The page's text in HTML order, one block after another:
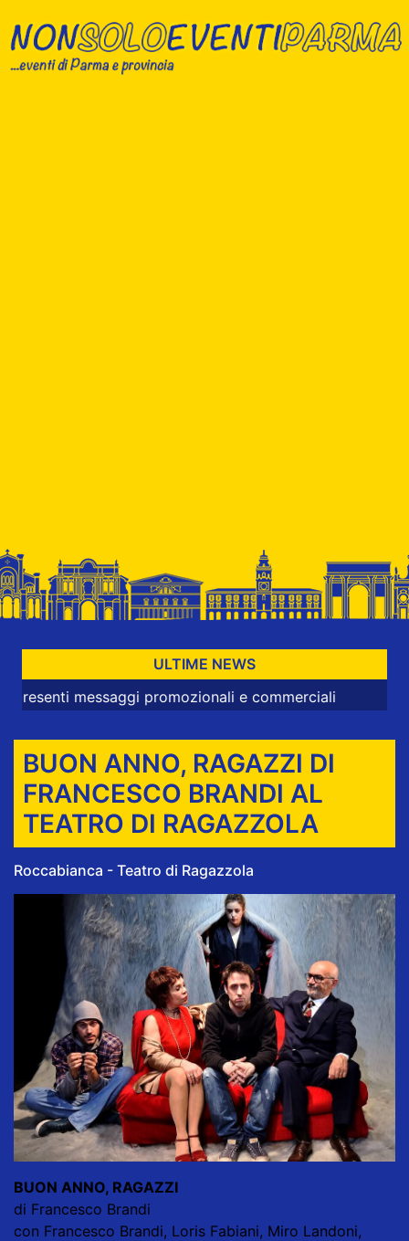
ULTIME NEWS
messaggi promozionali e commerciali
BUON ANNO, RAGAZZI DI
FRANCESCO BRANDI AL
TEATRO DI RAGAZZOLA
Roccabianca - Teatro di Ragazzola
BUON ANNO, RAGAZZI
di Francesco Brandi
con Francesco Brandi, Loris Fabiani, Miro Landoni,